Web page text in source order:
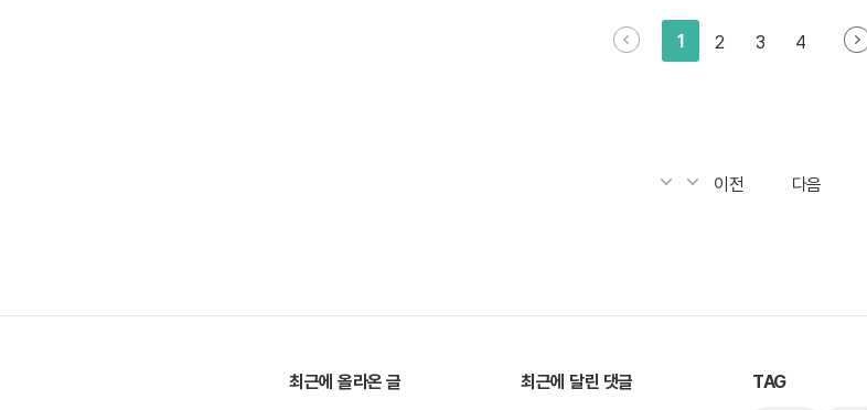
1 2 3 4
이전 다음
최근에 올라온 글 최근에 달린 댓글 TAG